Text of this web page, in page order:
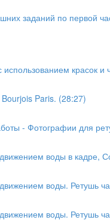
заданий по первой
красок
Paris. (28:27)
- Фотографии для
воды в кадре,
воды. Ретушь
воды. Ретушь